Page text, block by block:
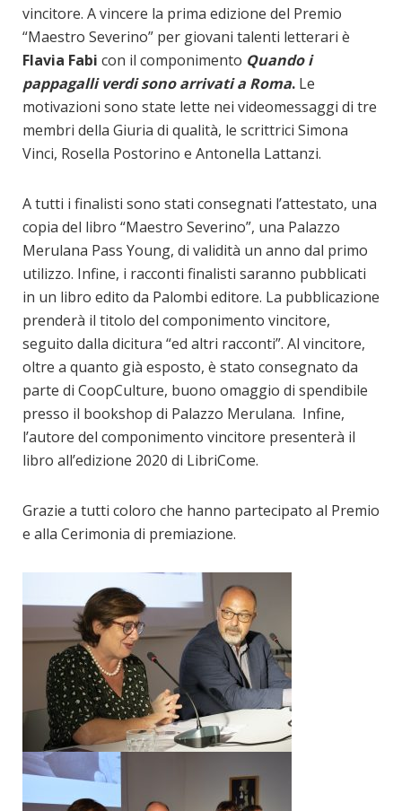
vincitore. A vincere la prima edizione del Premio
“Maestro Severino” per giovani talenti letterari è
Flavia Fabi con il componimento Quando i
pappagalli verdi sono arrivati a Roma. Le
motivazioni sono state lette nei videomessaggi di tre
membri della Giuria di qualità, le scrittrici Simona
Vinci, Rosella Postorino e Antonella Lattanzi.
A tutti i finalisti sono stati consegnati l’attestato, una
copia del libro “Maestro Severino”, una Palazzo
Merulana Pass Young, di validità un anno dal primo
utilizzo. Infine, i racconti finalisti saranno pubblicati
in un libro edito da Palombi editore. La pubblicazione
prenderà il titolo del componimento vincitore,
seguito dalla dicitura “ed altri racconti”. Al vincitore,
oltre a quanto già esposto, è stato consegnato da
parte di CoopCulture, buono omaggio di spendibile
presso il bookshop di Palazzo Merulana. Infine,
l’autore del componimento vincitore presenterà il
libro all’edizione 2020 di LibriCome.
Grazie a tutti coloro che hanno partecipato al Premio
e alla Cerimonia di premiazione.